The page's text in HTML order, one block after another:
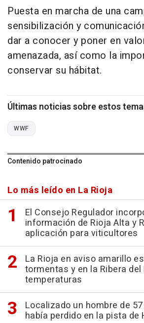
Puesta en marcha de una
sensibilización y
dar a conocer y poner en
amenazada, así como la
conservar su hábitat.
Últimas noticias sobre estos
WWF
Contenido patrocinado
Lo más leído en La Rioja
El Consejo Regulador
información de Rioja Alta y
aplicación para viticultores
La Rioja en aviso amarillo
tormentas y en la Ribera
temperaturas
Localizado un hombre de
había perdido en la pista de